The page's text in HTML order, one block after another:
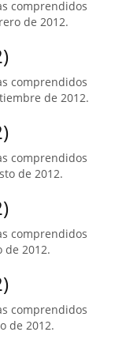
comprendidos
de 2012.
comprendidos
de 2012.
comprendidos
de 2012.
comprendidos
de 2012.
comprendidos
de 2012.